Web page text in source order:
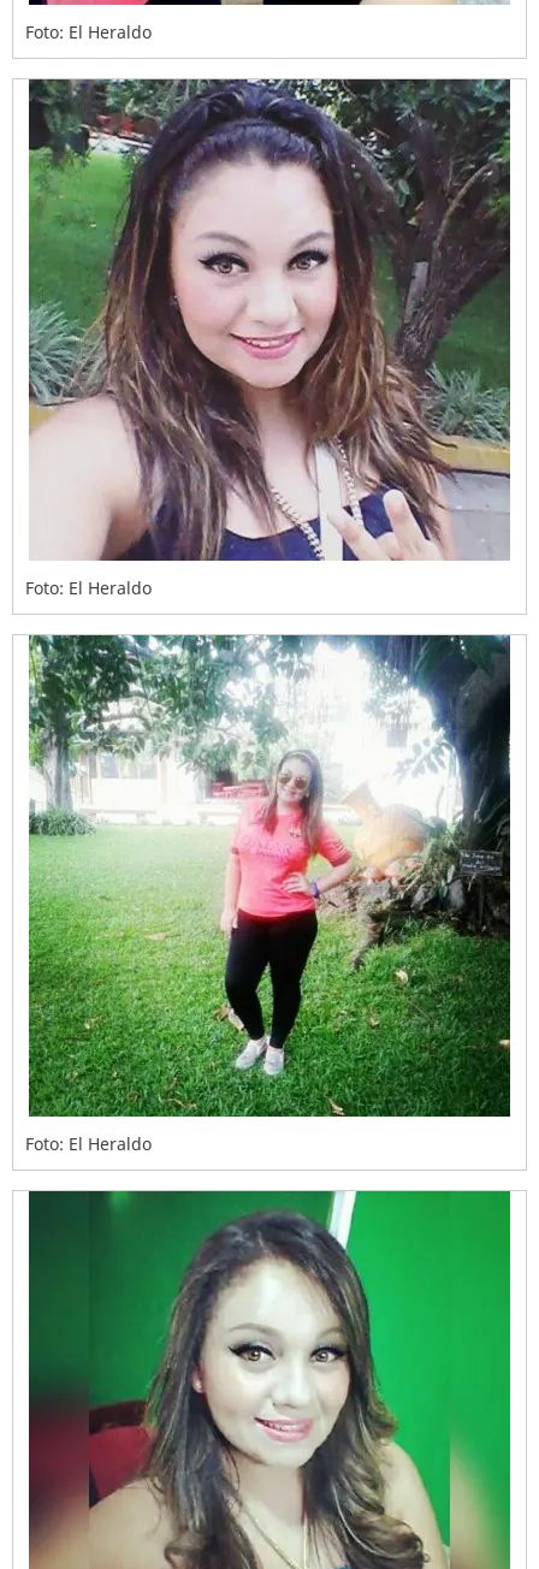
Foto: El Heraldo
Foto: El Heraldo
Foto: El Heraldo